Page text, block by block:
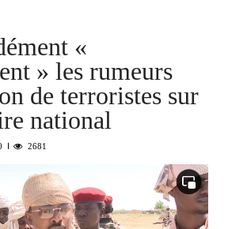
«
» les rumeurs
de terroristes sur
national
2681